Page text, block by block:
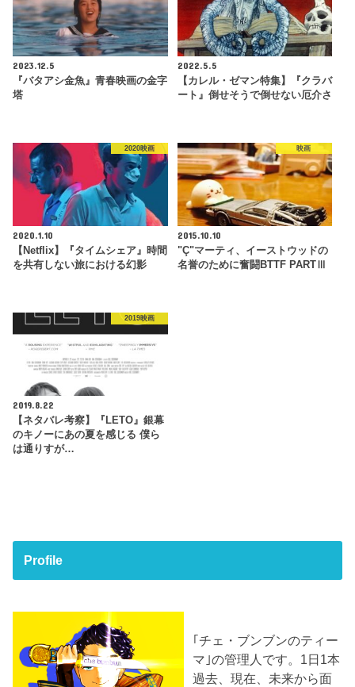
2023.12.5
『バタアシ金魚』青春映画の金字
塔
2022.5.5
【カレル・ゼマン特集】『クラバ
ート』倒せそうで倒せない厄介さ
2020映画
2020.1.10
【Netflix】『タイムシェア』時間
を共有しない旅における幻影
映画
2015.10.10
"Ç"マーティ、イーストウッドの
名誉のために奮闘BTTF PARTⅢ
2019映画
2019.8.22
【ネタバレ考察】『LETO』銀幕
のキノーにあの夏を感じる 僕ら
は通りすが…
Profile
｢チェ・ブンブンのティー
マ｣の管理人です。1日1本
過去、現在、未来から面